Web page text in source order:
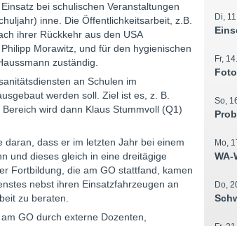
bei schulischen Veranstaltungen
inne. Die Öffentlichkeitsarbeit, z.B.
ihrer Rückkehr aus den USA
Morawitz, und für den hygienischen
zuständig.
an Schulen im
werden soll. Ziel ist es, z. B.
wird dann Klaus Stummvoll (Q1)
daran, dass er im letzten Jahr bei einem
und dieses gleich in eine dreitägige
Fortbildung, die am GO stattfand, kamen
nebst ihren Einsatzfahrzeugen an
zu beraten.
GO durch externe Dozenten,
Di,
Fr,
So,
Mo,
WA-
Do,